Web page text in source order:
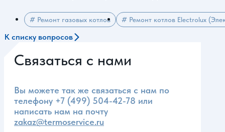
# Ремонт газовых котлов # Ремонт котлов Electrolux
К списку вопросов
Связаться с нами
Вы можете так же связаться с нам по
телефону +7 (499) 504-42-78 или
написать нам на почту
zakaz@termoservice.ru